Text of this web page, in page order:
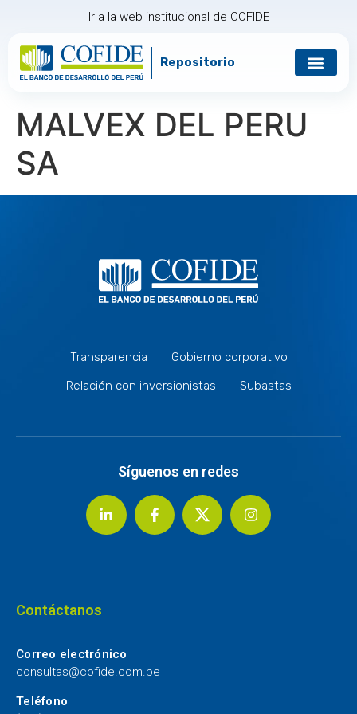
Ir a la web institucional de COFIDE
Repositorio
MALVEX DEL PERU
SA
Transparencia
Gobierno corporativo
Relación con inversionistas
Subastas
Síguenos en redes
Contáctanos
Correo electrónico
consultas@cofide.com.pe
Teléfono